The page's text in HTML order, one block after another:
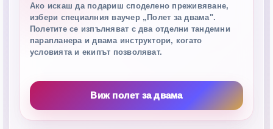
Ако искаш да подариш споделено преживяване,
избери специалния ваучер „Полет за двама".
Полетите се изпълняват с два отделни тандемни
парапланера и двама инструктори, когато
условията и екипът позволяват.
Виж полет за двама